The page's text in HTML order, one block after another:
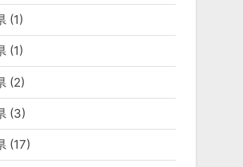
(1)
(1)
(2)
(3)
(17)